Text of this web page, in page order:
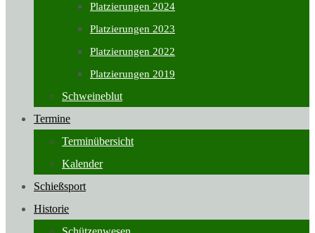
Platzierungen 2024
Platzierungen 2023
Platzierungen 2022
Platzierungen 2019
Schweineblut
Termine
Terminübersicht
Kalender
Schießsport
Historie